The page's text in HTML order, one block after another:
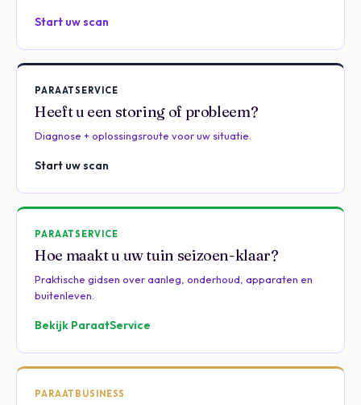
Start uw scan
PARAATSERVICE
Heeft u een storing of probleem?
Diagnose + oplossingsroute voor uw situatie.
Start uw scan
PARAATSERVICE
Hoe maakt u uw tuin seizoen-klaar?
Praktische gidsen over aanleg, onderhoud, apparaten en
buitenleven.
Bekijk ParaatService
PARAATBUSINESS